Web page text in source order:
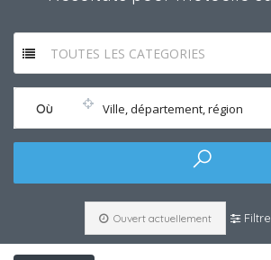
TOUTES LES CATEGORIES
Où Ville, département, région
Ouvert actuellement